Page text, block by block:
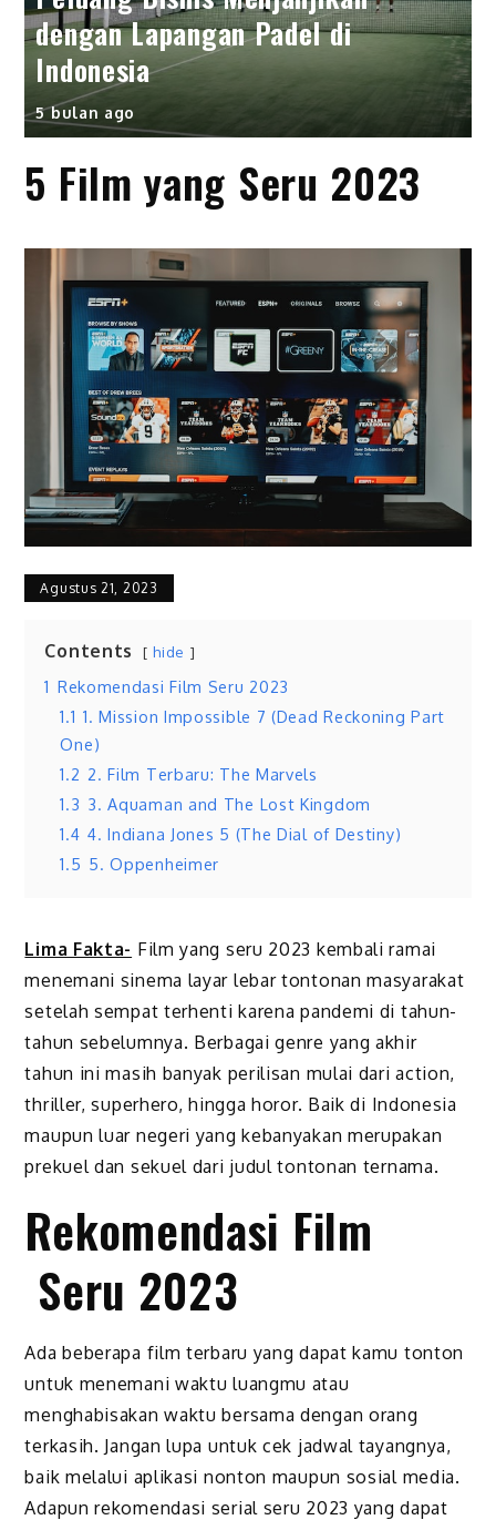
dengan Lapangan Padel di
Indonesia
5 bulan ago
5 Film yang Seru 2023
Agustus 21, 2023
Contents hide
1 Rekomendasi Film Seru 2023
1.1 1. Mission Impossible 7 (Dead Reckoning Part
One)
1.2 2. Film Terbaru: The Marvels
1.3 3. Aquaman and The Lost Kingdom
1.4 4. Indiana Jones 5 (The Dial of Destiny)
1.5 5. Oppenheimer
Lima Fakta- Film yang seru 2023 kembali ramai
menemani sinema layar lebar tontonan masyarakat
setelah sempat terhenti karena pandemi di tahun-
tahun sebelumnya. Berbagai genre yang akhir
tahun ini masih banyak perilisan mulai dari action,
thriller, superhero, hingga horor. Baik di Indonesia
maupun luar negeri yang kebanyakan merupakan
prekuel dan sekuel dari judul tontonan ternama.
Rekomendasi Film
Seru 2023
Ada beberapa film terbaru yang dapat kamu tonton
untuk menemani waktu luangmu atau
menghabisakan waktu bersama dengan orang
terkasih. Jangan lupa untuk cek jadwal tayangnya,
baik melalui aplikasi nonton maupun sosial media.
Adapun rekomendasi serial seru 2023 yang dapat